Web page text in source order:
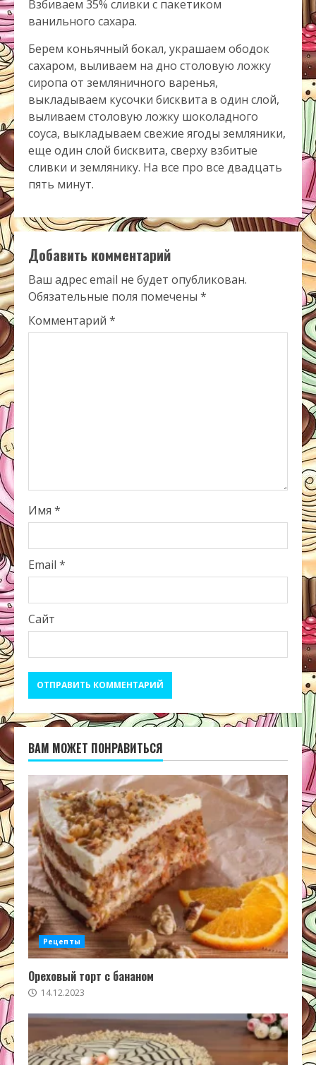
Взбиваем 35% сливки с пакетиком
ванильного сахара.
Берем коньячный бокал, украшаем ободок
сахаром, выливаем на дно столовую ложку
сиропа от земляничного варенья,
выкладываем кусочки бисквита в один слой,
выливаем столовую ложку шоколадного
соуса, выкладываем свежие ягоды земляники,
еще один слой бисквита, сверху взбитые
сливки и землянику. На все про все двадцать
пять минут.
Добавить комментарий
Ваш адрес email не будет опубликован.
Обязательные поля помечены *
Комментарий *
Имя *
Email *
Сайт
ВАМ МОЖЕТ ПОНРАВИТЬСЯ
Рецепты
Ореховый торт с бананом
14.12.2023